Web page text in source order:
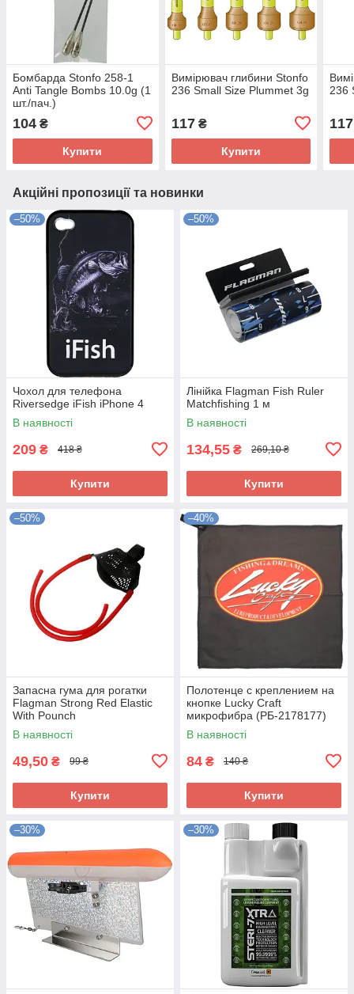
Бомбарда Stonfo 258-1
Anti Tangle Bombs 10.0g (1
шт./пач.)
104 ₴
Купити
Вимірювач глибини Stonfo
236 Small Size Plummet 3g
117₴
Купити
236
117
Акційні пропозиції та новинки
–50%
Чохол для телефона
Riversedge iFish iPhone 4
В наявності
209 ₴ 418 ₴
Купити
–50%
Лінійка Flagman Fish Ruler
Matchfishing 1 м
В наявності
134,55 ₴ 269,10 ₴
Купити
–50%
Запасна гума для рогатки
Flagman Strong Red Elastic
With Pounch
В наявності
49,50 ₴ 99 ₴
Купити
–40%
Полотенце с креплением на
кнопке Lucky Craft
микрофибра (РБ-2178177)
В наявності
84 ₴ 140 ₴
Купити
–30% –30%